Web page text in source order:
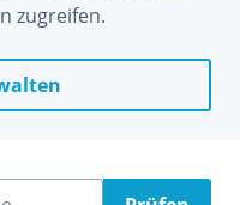
zugreifen.